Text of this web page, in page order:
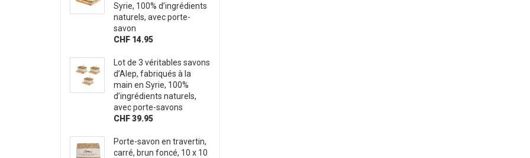
Syrie, 100% d’ingrédients
naturels, avec porte-
savon
CHF 14.95
Lot de 3 véritables savons
d’Alep, fabriqués à la
main en Syrie, 100%
d’ingrédients naturels,
avec porte-savons
CHF 39.95
Porte-savon en travertin,
carré, brun foncé, 10 x 10